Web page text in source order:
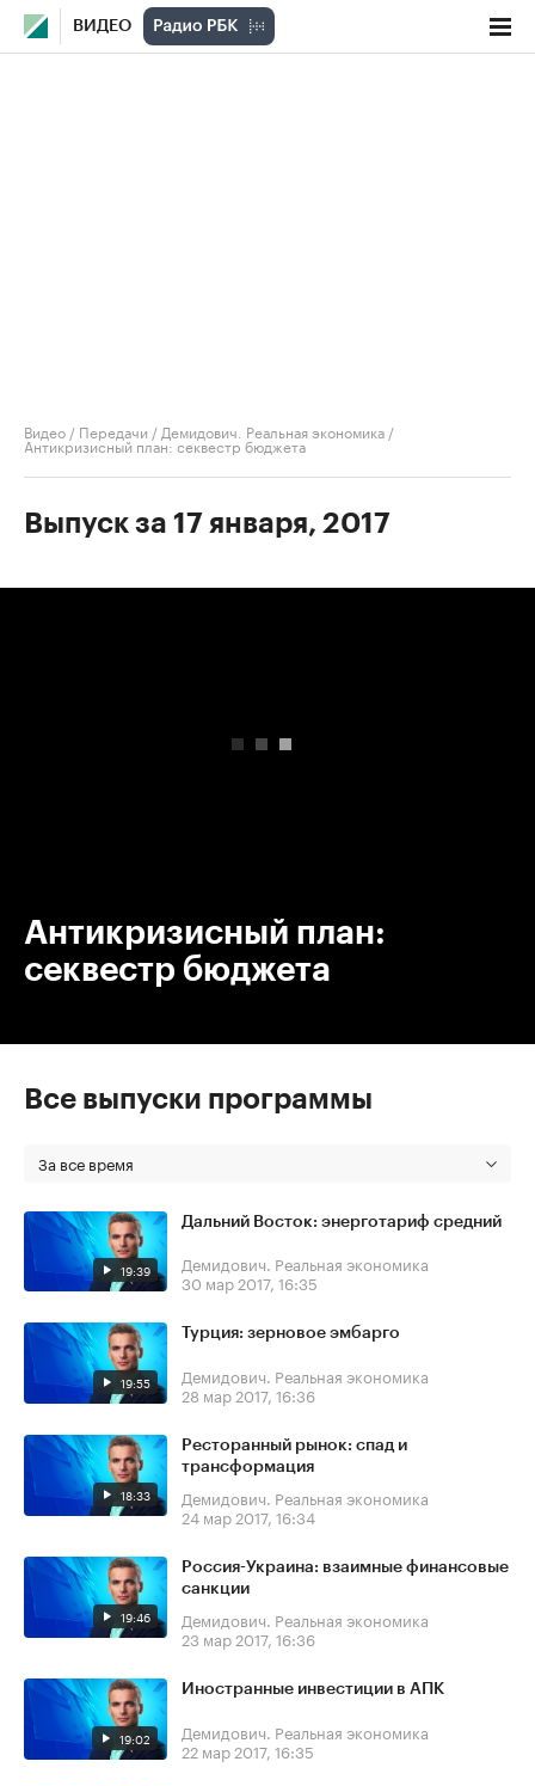
ВИДЕО
Видео / Передачи / Демидович. Реальная экономика /
Антикризисный план: секвестр бюджета
Выпуск за 17 января, 2017
Антикризисный план:
секвестр бюджета
Все выпуски программы
За все время
19:39
Дальний Восток: энерготариф средний
Демидович. Реальная экономика
30 мар 2017, 16:35
19:55
Турция: зерновое эмбарго
Демидович. Реальная экономика
28 мар 2017, 16:36
18:33
Ресторанный рынок: спад и
трансформация
Демидович. Реальная экономика
24 мар 2017, 16:34
19:46
Россия-Украина: взаимные финансовые
санкции
Демидович. Реальная экономика
23 мар 2017, 16:36
19:02
Иностранные инвестиции в АПК
Демидович. Реальная экономика
22 мар 2017, 16:35